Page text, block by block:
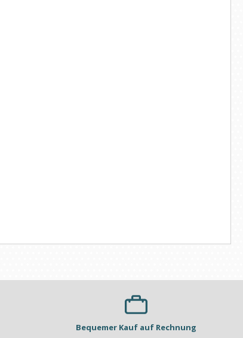
Bequemer Kauf auf Rechnung